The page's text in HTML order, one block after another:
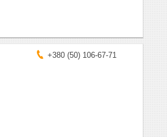
+380 (50) 106-67-71